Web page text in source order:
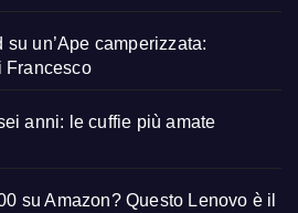
su un’Ape camperizzata:
Francesco
anni: le cuffie più amate
su Amazon? Questo Lenovo è il